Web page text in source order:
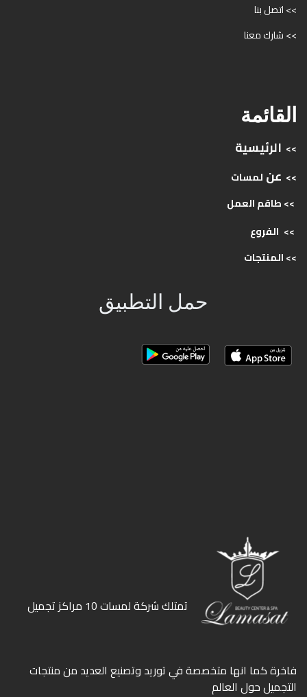
>> اتصل بنا
>> شارك معنا
القائمة
>> الرئيسية
>> عن لمسات
>> طاقمالعمل
>> الفروع
>>المنتجات
حمل التطبيق
ﺗﻤﺘﻠﻚ ﺷﺮﻛﺔ ﻟﻤﺴﺎت 10 ﻣﺮاﻛﺰ ﺗﺠﻤﻴﻞ
ﻓﺎﺧﺮة كما انها ﻣﺘﺨﺼﺼﺔ ﻓﻲ ﺗﻮرﻳﺪ وﺗﺼﻨﻴﻊ اﻟﻌﺪﻳﺪ ﻣﻦ ﻣﻨﺘﺠﺎت
اﻟﺘﺠﻤﻴﻞ ﺣﻮل اﻟﻌﺎﻟﻢ